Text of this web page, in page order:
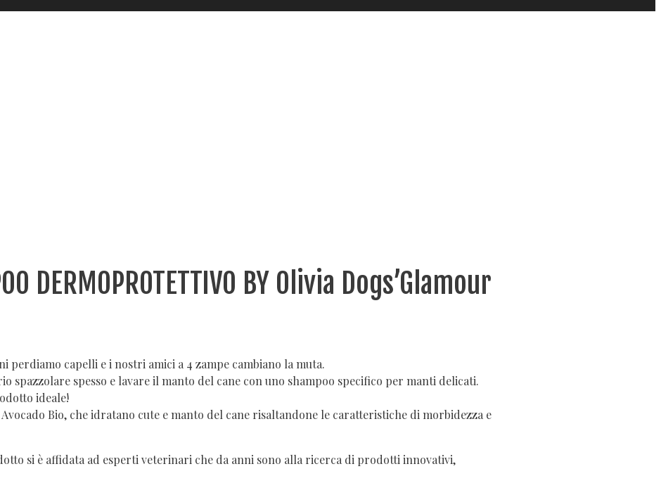
DERMOPROTETTIVO BY Olivia Dogs’Glamour
perdiamo capelli e i nostri amici a 4 zampe cambiano la muta.
spazzolare spesso e lavare il manto del cane con uno shampoo specifico per manti delicati.
ideale!
Bio, che idratano cute e manto del cane risaltandone le caratteristiche di morbidezza e
si è affidata ad esperti veterinari che da anni sono alla ricerca di prodotti innovativi,